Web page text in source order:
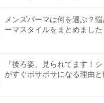
メンズパーマは何を選ぶ？
ーマスタイルをまとめました
『後ろ姿、見られてます！
がすぐボサボサになる理由と